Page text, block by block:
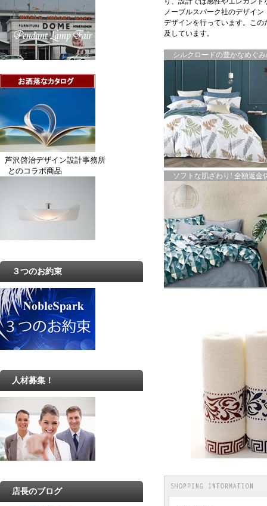
ノーブルスパーク社のデザイ
デザインを行っています。こ
及しています。
シルクロードの豊かなめぐみ
ソフトな肌ざわり! 全額返金
芦沢啓治デザイン設計事務所
とのコラボ商品
３つのお約束
人材募集！
店長のブログ